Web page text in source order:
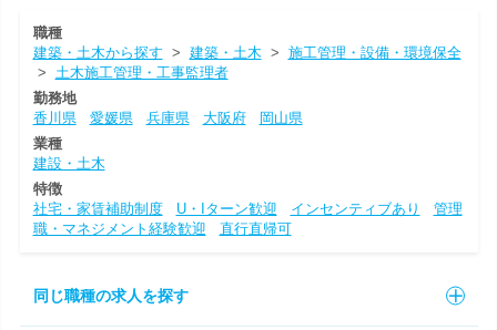
職種
建築・土木から探す > 建築・土木 > 施工管理・設備・環境保全
> 土木施工管理・工事監理者
勤務地
香川県
愛媛県 兵庫県 大阪府
岡山県
業種
建設・土木
特徴
社宅・家賃補助制度
U・Iターン歓迎 インセンティブあり
管理
職・マネジメント経験歓迎
直行直帰可
同じ職種の求人を探す